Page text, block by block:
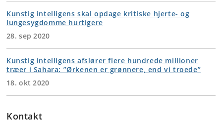
Kunstig intelligens skal opdage kritiske hjerte- og
lungesygdomme hurtigere
28. sep 2020
Kunstig intelligens afslører flere hundrede millioner
træer i Sahara: ”Ørkenen er grønnere, end vi troede”
18. okt 2020
Kontakt